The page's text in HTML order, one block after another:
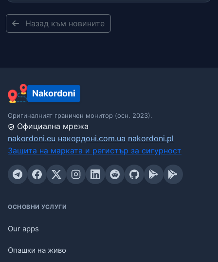
Назад към новините
Nakordoni
Оригиналният граничен монитор (осн. 2023).
Официална мрежа
nakordoni.eu накордоні.com.ua nakordoni.pl
Защита на марката и регистър за сигурност
ОСНОВНИ УСЛУГИ
Our apps
Опашки на живо